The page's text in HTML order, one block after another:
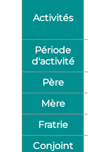
Activités
Période
d'activité
Père
Mère
Fratrie
Conjoint